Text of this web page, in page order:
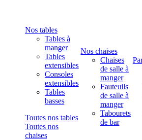
Nos tables
Tables à
manger
Tables
extensibles
Consoles
extensibles
Tables
basses
Toutes nos tables
Toutes nos
chaises
Nos chaises
Chaises
de salle à
manger
Fauteuils
de salle à
manger
Tabourets
de bar